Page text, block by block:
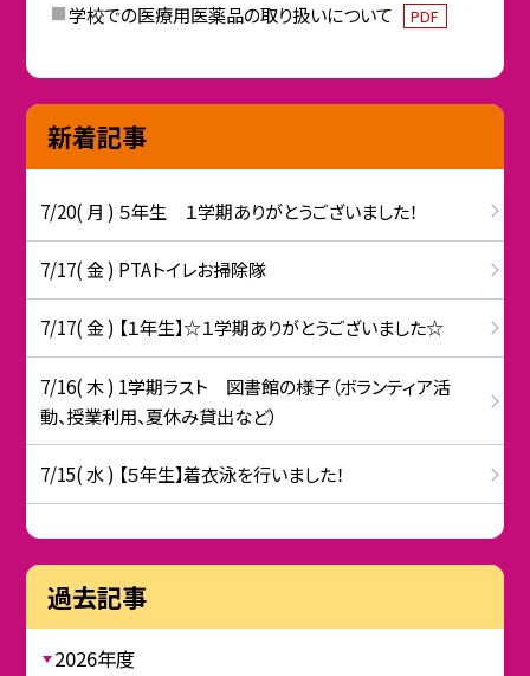
学校での医療用医薬品の取り扱いについて PDF
新着記事
7/20( 月 ) ５年生 １学期ありがとうございました！
7/17( 金 ) PTAトイレお掃除隊
7/17( 金 ) 【１年生】☆１学期ありがとうございました☆
7/16( 木 ) 1学期ラスト 図書館の様子（ボランティア活
動、授業利用、夏休み貸出など）
7/15( 水 ) 【５年生】着衣泳を行いました！
過去記事
2026年度